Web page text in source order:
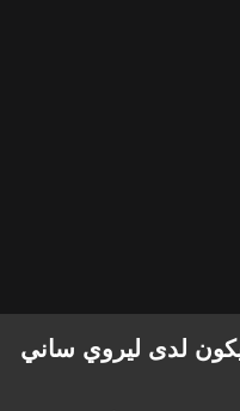
يكون لدى ليروي ساني